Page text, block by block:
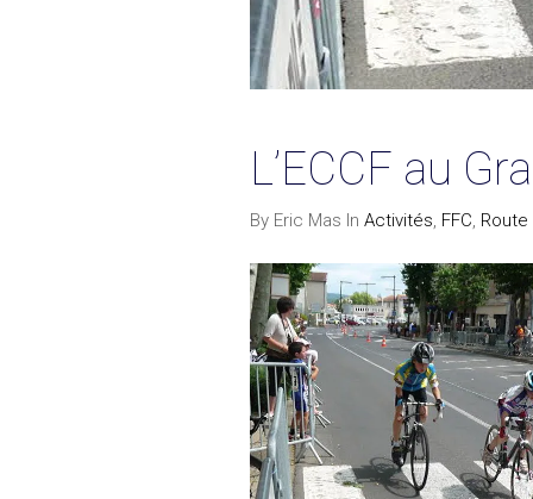
L’ECCF au
By Eric Mas In Activités, FFC, Route